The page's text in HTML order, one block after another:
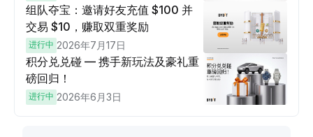
组队夺宝：邀请好友充值 $100 并
交易 $10，赚取双重奖励
进行中 2026年7月17日
积分兑兑碰 — 携手新玩法及豪礼重
磅回归！
进行中 2026年6月3日